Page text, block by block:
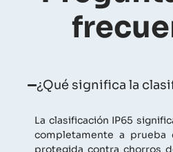
¿Qué significa la
La clasificación IP65
completamente a
protegida contra chorros